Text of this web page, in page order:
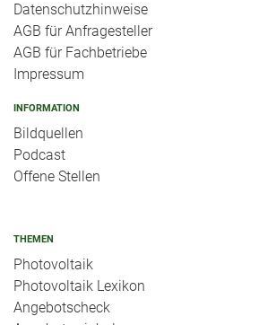
Datenschutzhinweise
AGB für Anfragesteller
AGB für Fachbetriebe
Impressum
INFORMATION
Bildquellen
Podcast
Offene Stellen
THEMEN
Photovoltaik
Photovoltaik Lexikon
Angebotscheck